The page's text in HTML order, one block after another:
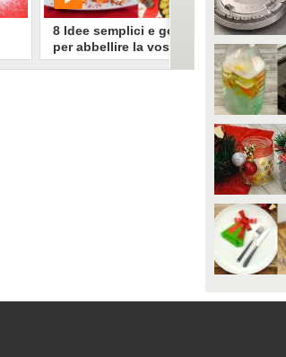
8 Idee semplici e golose
per abbellire la vostra
tavola di Natale!
3